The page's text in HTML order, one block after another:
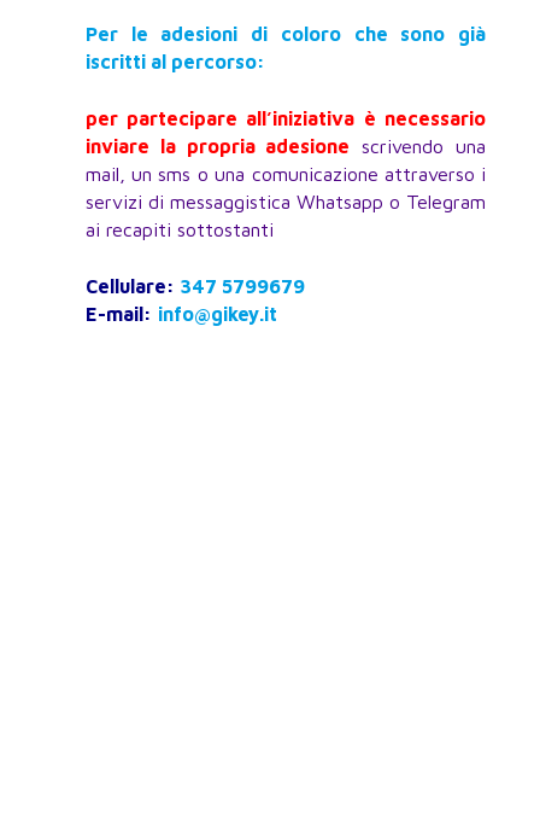
Per le adesioni di coloro che sono già
iscritti al percorso:
per partecipare all’iniziativa è necessario
inviare la propria adesione scrivendo una
mail, un sms o una comunicazione attraverso i
servizi di messaggistica Whatsapp o Telegram
ai recapiti sottostanti
Cellulare: 347 5799679
E-mail: info@gikey.it